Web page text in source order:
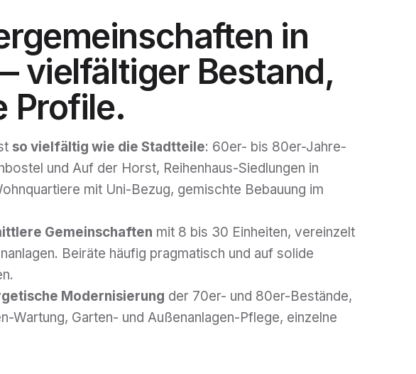
in
vielfältiger Bestand,
Profile.
so vielfältig wie die Stadtteile: 60er- bis 80er-Jahre-
und Auf der Horst, Reihenhaus-Siedlungen in
mit Uni-Bezug, gemischte Bebauung im
Gemeinschaften mit 8 bis 30 Einheiten, vereinzelt
Beiräte häufig pragmatisch und auf solide
Modernisierung der 70er- und 80er-Bestände,
Wartung, Garten- und Außenanlagen-Pflege, einzelne